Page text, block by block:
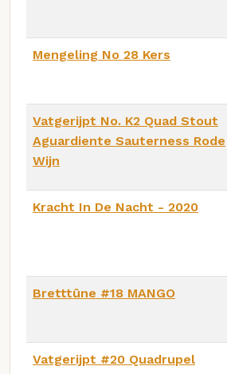
Mengeling No 28 Kers
Vatgerijpt No. K2 Quad Stout
Aguardiente Sauterness Rode
Wijn
Kracht In De Nacht - 2020
Bretttûne #18 MANGO
Vatgerijpt #20 Quadrupel